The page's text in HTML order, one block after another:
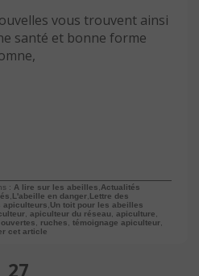
vous trouvent ainsi
santé et bonne forme
: A lire sur les abeilles,Actualités
,L'abeille en danger,Lettre des
apiculteurs,Un toit pour les abeilles
, apiculteur du réseau, apiculture,
, ruches, témoignage apiculteur,
cet article
27